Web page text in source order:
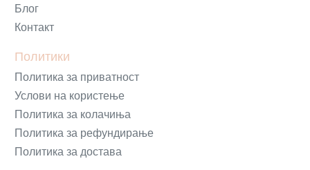
Блог
Контакт
Политики
Политика за приватност
Услови на користење
Политика за колачиња
Политика за рефундирање
Политика за достава